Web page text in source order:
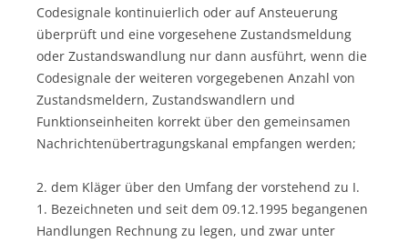
Codesignale kontinuierlich oder auf Ansteuerung
überprüft und eine vorgesehene Zustandsmeldung
oder Zustandswandlung nur dann ausführt, wenn die
Codesignale der weiteren vorgegebenen Anzahl von
Zustandsmeldern, Zustandswandlern und
Funktionseinheiten korrekt über den gemeinsamen
Nachrichtenübertragungskanal empfangen werden;
2. dem Kläger über den Umfang der vorstehend zu I.
1. Bezeichneten und seit dem 09.12.1995 begangenen
Handlungen Rechnung zu legen, und zwar unter